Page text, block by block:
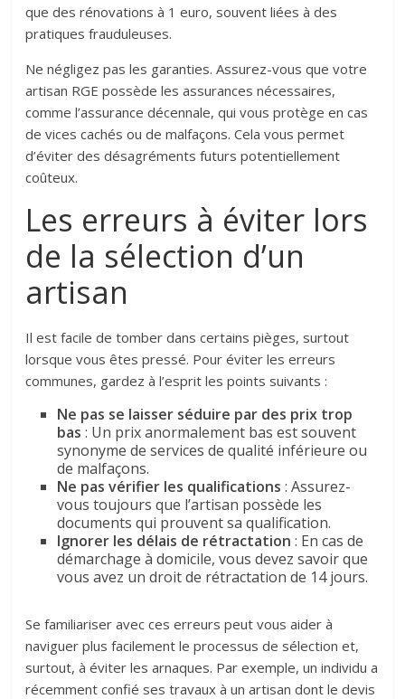
que des rénovations à 1 euro, souvent liées à des
pratiques frauduleuses.
Ne négligez pas les garanties. Assurez-vous que votre
artisan RGE possède les assurances nécessaires,
comme l’assurance décennale, qui vous protège en cas
de vices cachés ou de malfaçons. Cela vous permet
d’éviter des désagréments futurs potentiellement
coûteux.
Les erreurs à éviter lors
de la sélection d’un
artisan
Il est facile de tomber dans certains pièges, surtout
lorsque vous êtes pressé. Pour éviter les erreurs
communes, gardez à l’esprit les points suivants :
Ne pas se laisser séduire par des prix trop
bas : Un prix anormalement bas est souvent
synonyme de services de qualité inférieure ou
de malfaçons.
Ne pas vérifier les qualifications : Assurez-
vous toujours que l’artisan possède les
documents qui prouvent sa qualification.
Ignorer les délais de rétractation : En cas de
démarchage à domicile, vous devez savoir que
vous avez un droit de rétractation de 14 jours.
Se familiariser avec ces erreurs peut vous aider à
naviguer plus facilement le processus de sélection et,
surtout, à éviter les arnaques. Par exemple, un individu a
récemment confié ses travaux à un artisan dont le devis